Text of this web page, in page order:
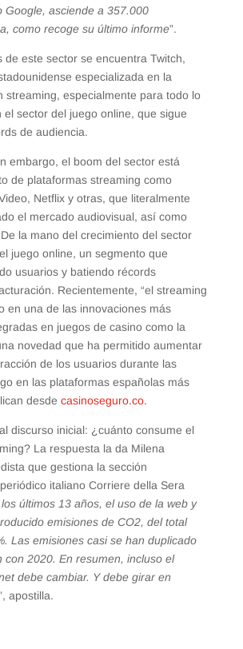
Google, asciende a 357.000
como recoge su último informe”.
de este sector se encuentra Twitch,
especializada en la
streaming, especialmente para todo lo
el sector del juego online, que sigue
de audiencia.
embargo, el boom del sector está
de plataformas streaming como
Netflix y otras, que literalmente
el mercado audiovisual, así como
la mano del crecimiento del sector
juego online, un segmento que
usuarios y batiendo récords
Recientemente, “el streaming
en una de las innovaciones más
en juegos de casino como la
novedad que ha permitido aumentar
de los usuarios durante las
en las plataformas españolas más
desde casinoseguro.co.
discurso inicial: ¿cuánto consume el
La respuesta la da Milena
que gestiona la sección
italiano Corriere della Sera
últimos 13 años, el uso de la web y
emisiones de CO2, del total
Las emisiones casi se han duplicado
con 2020. En resumen, incluso el
debe cambiar. Y debe girar en
apostilla.